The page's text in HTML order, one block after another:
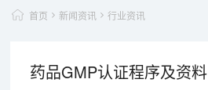
首页 新闻资讯 行业资讯
药品GMP认证程序及资料